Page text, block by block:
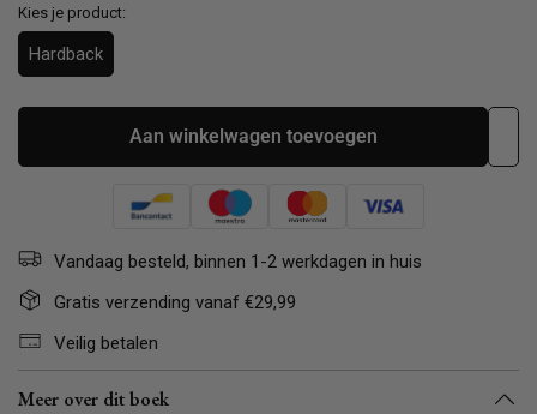
Kies je product:
Hardback
Aan winkelwagen toevoegen
Vandaag besteld, binnen 1-2 werkdagen in huis
Gratis verzending vanaf €29,99
Veilig betalen
Meer over dit boek